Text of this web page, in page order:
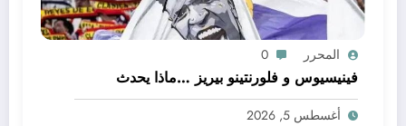
المحرر 0
فينيسيوس و فلورنتينو بيريز …ماذا يحدث
أغسطس 5, 2026